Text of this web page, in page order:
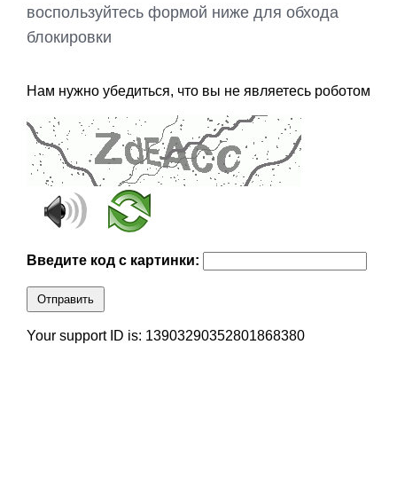
воспользуйтесь формой ниже для обхода
блокировки
Нам нужно убедиться, что вы не являетесь роботом
Введите код с картинки:
Отправить
Your support ID is: 13903290352801868380